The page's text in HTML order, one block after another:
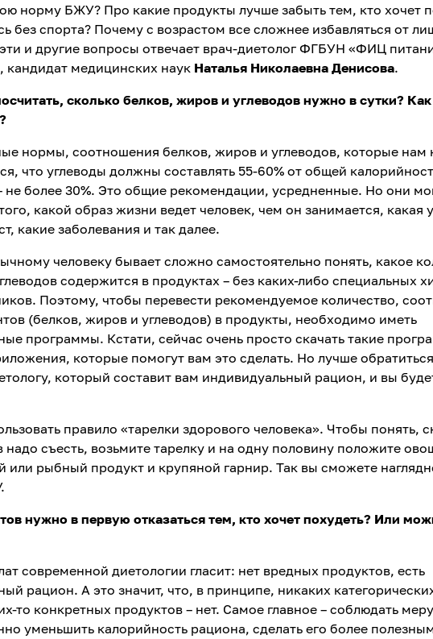
норму БЖУ? Про какие продукты лучше забыть тем, кто хочет
без спорта? Почему с возрастом все сложнее избавляться от
и другие вопросы отвечает врач-диетолог ФГБУН «ФИЦ
кандидат медицинских наук Наталья Николаевна Денисова.
сколько белков, жиров и углеводов нужно в сутки? Как
нормы, соотношения белков, жиров и углеводов, которые нам
что углеводы должны составлять 55-60% от общей
не более 30%. Это общие рекомендации, усредненные. Но они
какой образ жизни ведет человек, чем он занимается, какая
какие заболевания и так далее.
человеку бывает сложно самостоятельно понять, какое
содержится в продуктах – без каких-либо специальных
Поэтому, чтобы перевести рекомендуемое количество,
(белков, жиров и углеводов) в продукты, необходимо иметь
программы. Кстати, сейчас очень просто скачать такие
которые помогут вам это сделать. Но лучше обратиться
который составит вам индивидуальный рацион, и вы
правило «тарелки здорового человека». Чтобы понять,
надо съесть, возьмите тарелку и на одну половину положите
или рыбный продукт и крупяной гарнир. Так вы сможете
нужно в первую отказаться тем, кто хочет похудеть? Или
современной диетологии гласит: нет вредных продуктов, есть
рацион. А это значит, что, в принципе, никаких
то конкретных продуктов – нет. Самое главное – соблюдать
уменьшить калорийность рациона, сделать его более